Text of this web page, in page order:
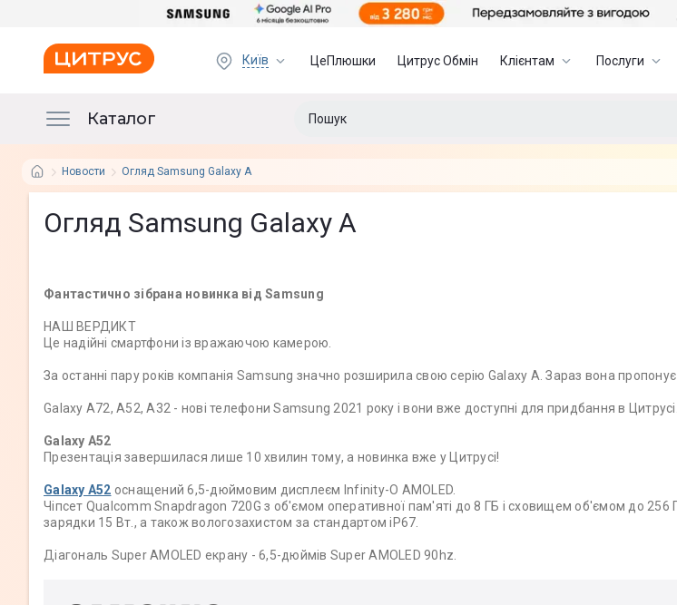
Київ ЦеПлюшки Цитрус Обмін Клієнтам Послуги
Каталог
Новости Огляд Samsung Galaxy A
Огляд Samsung Galaxy A
Фантастично зібрана новинка від Samsung
НАШ ВЕРДИКТ
Це надійні смартфони із вражаючою камерою.
За останні пару років компанія Samsung значно розширила свою серію Galaxy A. Зараз вона пропонує
Galaxy A72, A52, A32 - нові телефони Samsung 2021 року і вони вже доступні для придбання в Цитрусі.
Galaxy A52
Презентація завершилася лише 10 хвилин тому, а новинка вже у Цитрусі!
Galaxy A52 оснащений 6,5-дюймовим дисплеєм Infinity-O AMOLED.
Чіпсет Qualcomm Snapdragon 720G з об'ємом оперативної пам'яті до 8 ГБ і сховищем об'ємом до
зарядки 15 Вт., а також вологозахистом за стандартом iP67.
Діагональ Super AMOLED екрану - 6,5-дюймів Super AMOLED 90hz.